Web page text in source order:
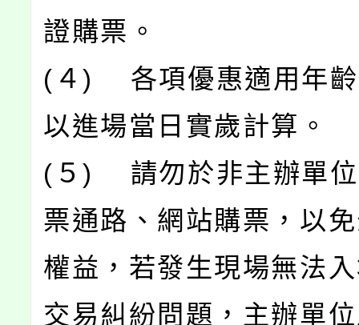
證購票。
(４) 各項優惠適用年齡
以進場當日實歲計算。
(５) 請勿於非主辦單位
票通路、網站購票，以
權益，若發生現場無法
交易糾紛問題，主辦單